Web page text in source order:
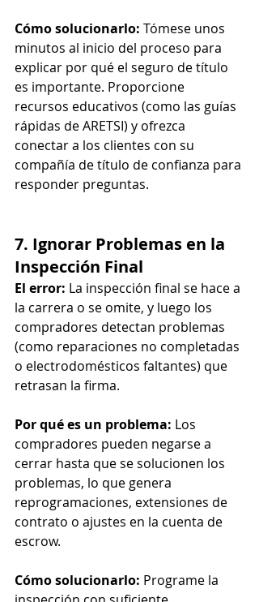
Cómo solucionarlo: Tómese unos
minutos al inicio del proceso para
explicar por qué el seguro de título
es importante. Proporcione
recursos educativos (como las guías
rápidas de ARETSI) y ofrezca
conectar a los clientes con su
compañía de título de confianza para
responder preguntas.
7. Ignorar Problemas en la
Inspección Final
El error: La inspección final se hace a
la carrera o se omite, y luego los
compradores detectan problemas
(como reparaciones no completadas
o electrodomésticos faltantes) que
retrasan la firma.
Por qué es un problema: Los
compradores pueden negarse a
cerrar hasta que se solucionen los
problemas, lo que genera
reprogramaciones, extensiones de
contrato o ajustes en la cuenta de
escrow.
Cómo solucionarlo: Programe la